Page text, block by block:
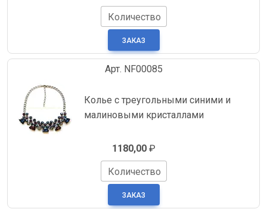
Количество
Арт. NF00085
Колье с треугольными синими и
малиновыми кристаллами
1180,00₽
Количество